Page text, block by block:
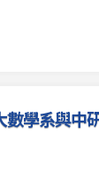
學系與中